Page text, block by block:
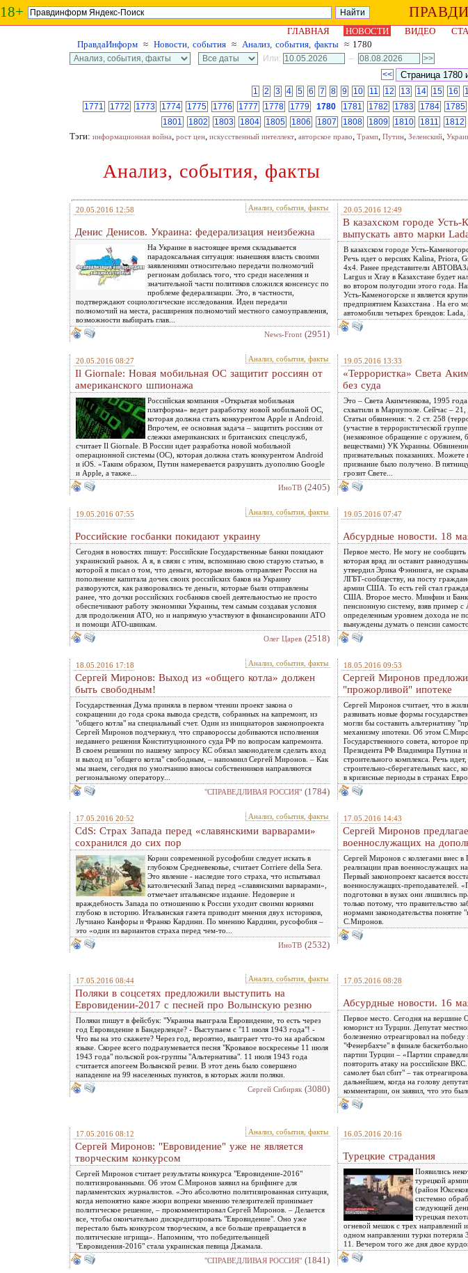
18+
ГЛАВНАЯ
НОВОСТИ ВИДЕО
ПравдаИнформ ≈ Новости, события ≈ Анализ, события, факты ≈ 1780
Или:
–
<<
1
2 3 4 5 6 7 8 9 10 11 12 13 14 15 16
1771
1772 1773 1774 1775 1776 1777 1778 1779 1780 1781 1782 1783 1784 1785
1801
1802 1803 1804 1805 1806 1807 1808 1809 1810 1811 1812
Тэги: информационная война, рост цен, искусственный интеллект, авторское право, Трамп, Путин, Зеленский,
Анализ, события, факты
20.05.2016 12:58 Анализ, события, факты
Денис Денисов. Украина: федерализация неизбежна
На Украине в настоящее время складывается
парадоксальная ситуация: нынешняя власть своими
заявлениями относительно передачи полномочий
регионам добилась того, что среди населения и
значительной части политиков сложился консенсус по
проблеме федерализации. Это, в частности,
подтверждают социологические исследования. Идеи передачи
полномочий на места, расширения полномочий местного самоуправления,
возможности выбирать глав...
News-Front (2951)
20.05.2016 12:49
В казахском городе Усть-
выпускать авто марки
В казахском городе Усть-
Речь идет о версиях Kalina, Priora,
4х4. Ранее представители
Largus и Xray в Казахстане будет
во втором полугодии этого года.
Усть-Каменогорске и является
предприятием Казахстана . На его
автомобили четырех брендов:
20.05.2016 08:27 Анализ, события, факты
Il Giornale: Новая мобильная ОС защитит россиян от
американского шпионажа
Российская компания «Открытая мобильная
платформа» ведет разработку новой мобильной ОС,
которая должна стать конкурентом Apple и Android.
Впрочем, ее основная задача – защитить россиян от
слежки американских и британских спецслужб,
считает Il Giornale. В России идет разработка новой мобильной
операционной системы (ОС), которая должна стать конкурентом Android
и iOS. «Таким образом, Путин намеревается разрушить дуополию Google
и Apple, а также...
ИноТВ (2405)
19.05.2016 13:33
«Террористка» Света
без суда
Это – Света Акимченкова, 1995
схватили в Мариуполе. Сейчас –
Статьи обвинения: ч. 2 ст. 258
(участие в террористической
(незаконное обращение с оружием,
веществами) УК Украины.
признательных показаниях. Можете
признание было получено. В
грозит Свете...
19.05.2016 07:55 Анализ, события, факты
Российские госбанки покидают украину
Сегодня в новостях пишут: Российские Государственные банки покидают
украинский рынок. А я, в связи с этим, вспоминаю свою старую статью, в
которой я писал о том, что деньги, которые вновь отправляет Россия на
пополнение капитала дочек своих российских баков на Украину
разворуются, как разворовались те деньги, которые были отправлены
ранее, что дочки российских госбанков своей деятельностью не просто
обеспечивают работу экономики Украины, тем самым создавая условия
для продолжения АТО, но и напрямую участвуют в финансировании АТО
и помощи АТО-шникам.
Олег Царев (2518)
19.05.2016 07:47
Абсурдные новости. 18
Первое место. Не могу не
которая вряд ли оставит
утвердил Эрика Фэннинга, не
ЛГБТ-сообществу, на посту
армии США. То есть гей стал
США. Второе место. Минфин и Банк
пенсионную систему, взяв пример с
определенным уровнем дохода не
вынуждены думать о пенсии
18.05.2016 17:18 Анализ, события, факты
Сергей Миронов: Выход из «общего котла» должен
быть свободным!
Государственная Дума приняла в первом чтении проект закона о
сокращении до года срока вывода средств, собранных на капремонт, из
"общего котла" на специальный счет. Один из инициаторов законопроекта
Сергей Миронов подчеркнул, что справороссы добиваются исполнения
недавнего решения Конституционного суда РФ по вопросам капремонта.
В своем решении по нашему запросу КС обязал законодателя сделать вход
и выход из "общего котла" свободным, – напомнил Сергей Миронов. – Как
мы знаем, сегодня по умолчанию взносы собственников направляются
региональному оператору...
"СПРАВЕДЛИВАЯ РОССИЯ" (1784)
18.05.2016 09:53
Сергей Миронов
"прожорливой" ипотеке
Сергей Миронов считает, что в
развивать новые формы
могли бы составить альтернативу
механизму ипотеки. Об этом
Государственного совета, которое
Президента РФ Владимира Путина
строительного комплекса. Речь
строительно-сберегательных касс,
в кризисные периоды в странах
17.05.2016 20:52 Анализ, события, факты
CdS: Страх Запада перед «славянскими варварами»
сохранился до сих пор
Корни современной русофобии следует искать в
глубоком Средневековье, считает Corriere della Sera.
Это явление - наследие того страха, что испытывал
католический Запад перед «славянскими варварами»,
отмечает итальянское издание. Недоверие и
враждебность Запада по отношению к России уходит своими корнями
глубоко в историю. Итальянская газета приводит мнения двух историков,
Лучиано Канфоры и Франко Кардини. По мнению Кардини, русофобия –
это «один из вариантов страха перед чем-то...
ИноТВ (2532)
17.05.2016 14:43
Сергей Миронов
военнослужащих на
Сергей Миронов с коллегами внес в
реализации прав военнослужащих
Первый законопроект касается
военнослужащих-преподавателей.
подготовки в вузах они лишились
только потому, что правительство
нормами законодательства понятие
С.Миронов.
17.05.2016 08:44 Анализ, события, факты
Поляки в соцсетях предложили выступить на
Евровидении-2017 с песней про Волынскую резню
Поляки пишут в фейсбук: "Украина выиграла Евровидение, то есть через
год Евровидение в Бандерленде? - Выступаем с "11 июля 1943 года"! -
Что вы на это скажете? Через год, вероятно, выиграет что-то на арабском
языке. Скорее всего подразумевается песня "Кровавое воскресенье 11 июля
1943 года" польской рок-группы "Альтернатива". 11 июля 1943 года
считается апогеем Волынской резни. В этот день было совершено
нападение на 99 населенных пунктов, в которых жили поляки.
Сергей Сибиряк (3080)
17.05.2016 08:28
Абсурдные новости. 16
Первое место. Сегодня на вершине
юморист из Турции. Депутат
болезненно отреагировал на
"Фенербахче" в финале
партии Турции – «Партии
повторить атаку на российские
самолет был сбит" – так
дальнейшем, когда на голову
комментарии, он заявил, что это
17.05.2016 08:12 Анализ, события, факты
Сергей Миронов: "Евровидение" уже не является
творческим конкурсом
Сергей Миронов считает результаты конкурса "Евровидение-2016"
политизированными. Об этом С.Миронов заявил на брифинге для
парламентских журналистов. «Это абсолютно политизированная ситуация,
когда непонятно какое жюри вопреки мнению телезрителей принимает
политическое решение, – прокомментировал Сергей Миронов. – Делается
все, чтобы окончательно дискредитировать "Евровидение". Оно уже
перестало быть конкурсом творческим, а все больше превращается в
политические игрища». Напомним, что победительницей
"Евровидения-2016" стала украинская певица Джамала.
"СПРАВЕДЛИВАЯ РОССИЯ" (1841)
16.05.2016 20:16
Турецкие страдания
Появились
турецкой
(район
системно
следующей
турецкая
огневой мешок с трех направлений
одном направлении турки
11. Вечером того же дня двое